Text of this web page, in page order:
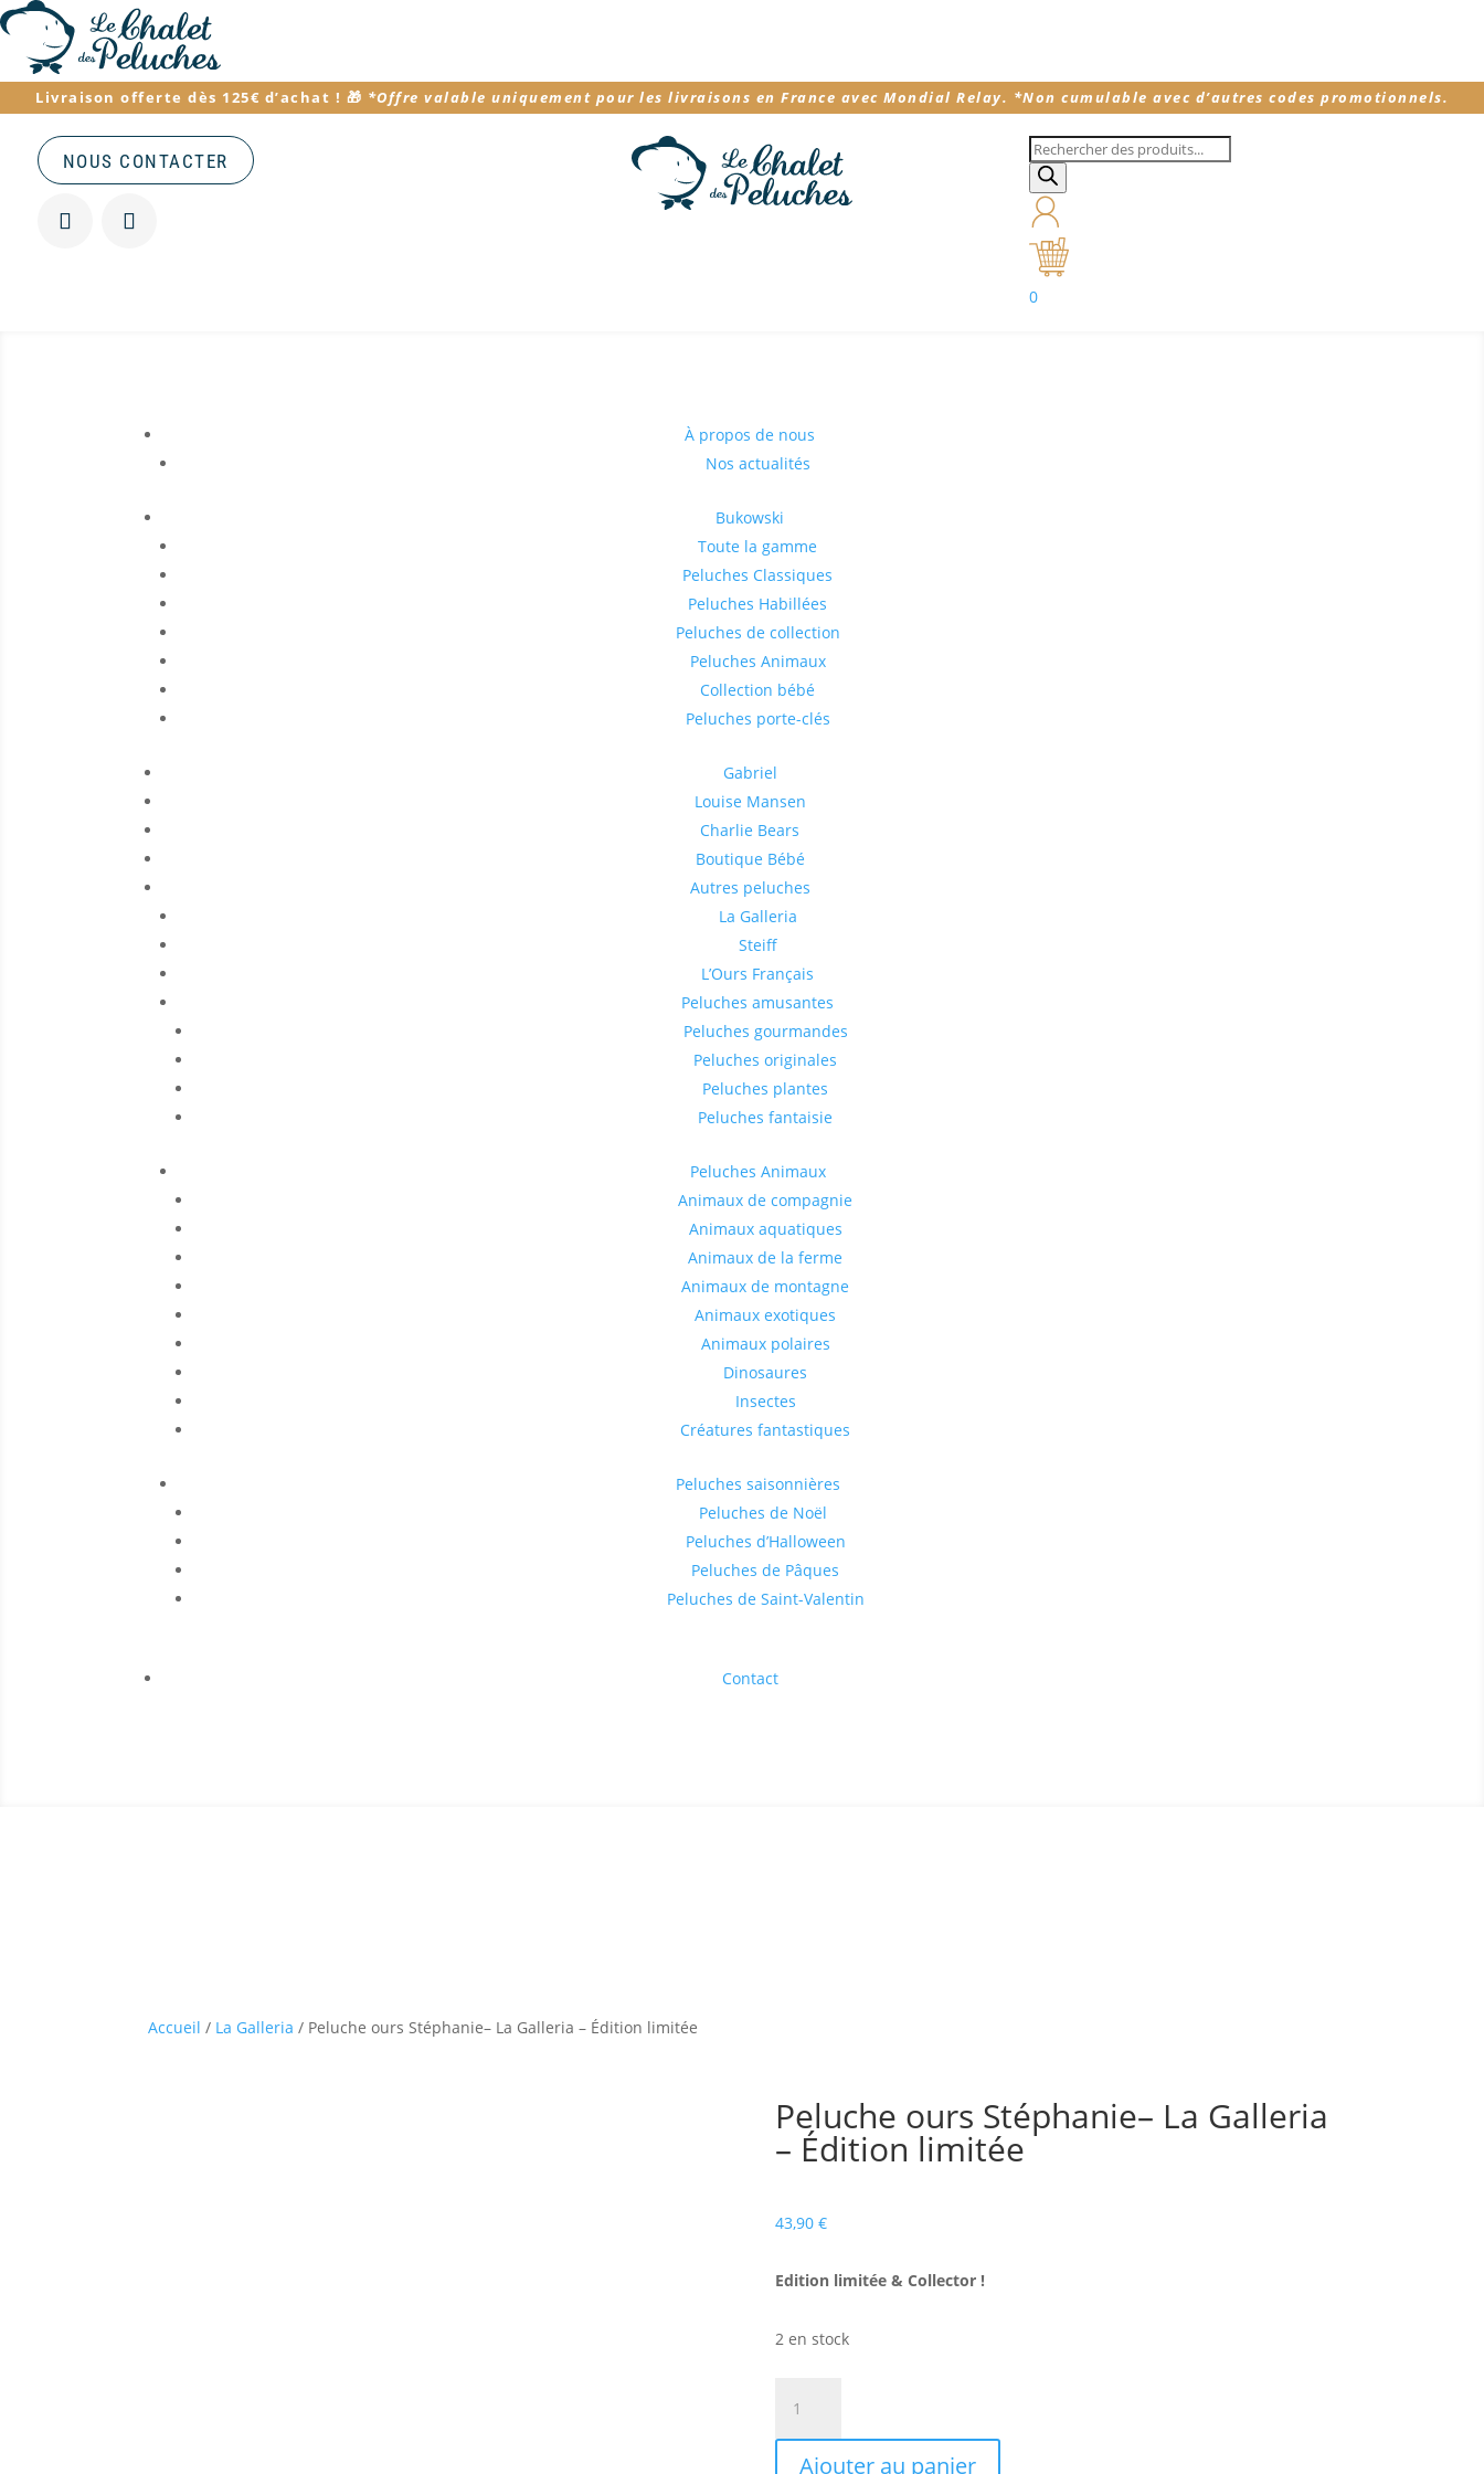
Livraison offerte dès 125€ d’achat ! 🎁 *Offre valable uniquement pour les livraisons en France avec Mondial Relay. *Non cumulable avec d’autres codes promotionnels.
NOUS CONTACTER
Recherche
de
produits
0
À propos de nous
Nos actualités
Bukowski
Toute la gamme
Peluches Classiques
Peluches Habillées
Peluches de collection
Peluches Animaux
Collection bébé
Peluches porte-clés
Gabriel
Louise Mansen
Charlie Bears
Boutique Bébé
Autres peluches
La Galleria
Steiff
L’Ours Français
Peluches amusantes
Peluches gourmandes
Peluches originales
Peluches plantes
Peluches fantaisie
Peluches Animaux
Animaux de compagnie
Animaux aquatiques
Animaux de la ferme
Animaux de montagne
Animaux exotiques
Animaux polaires
Dinosaures
Insectes
Créatures fantastiques
Peluches saisonnières
Peluches de Noël
Peluches d’Halloween
Peluches de Pâques
Peluches de Saint-Valentin
Contact
Accueil / La Galleria / Peluche ours Stéphanie– La Galleria – Édition limitée
Peluche ours Stéphanie– La Galleria
– Édition limitée
43,90 €
Edition limitée & Collector !
2 en stock
Peluche
oursAjouter au panier